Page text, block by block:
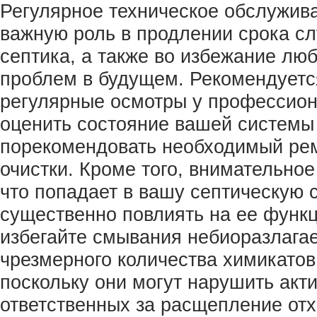
Регулярное техническое
важную роль в продлении срока
септика, а также во избежание
проблем в будущем.
регулярные осмотры у
оценить состояние вашей
порекомендовать необходимый
очистки. Кроме того,
что попадает в вашу септическую
существенно повлиять на ее
избегайте смывания
чрезмерного количества
поскольку они могут нарушить
ответственных за расщепление